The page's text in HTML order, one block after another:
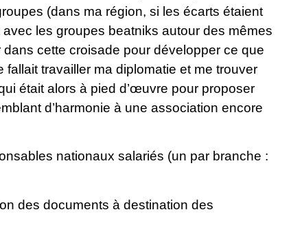
(dans ma région, si les écarts étaient
les groupes beatniks autour des mêmes
cette croisade pour développer ce que
travailler ma diplomatie et me trouver
était alors à pied d’œuvre pour proposer
d’harmonie à une association encore
nationaux salariés (un par branche :
des documents à destination des